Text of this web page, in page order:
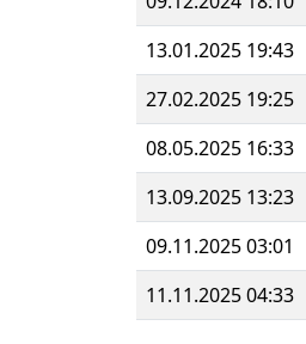
13.01.2025 19:43
27.02.2025 19:25
08.05.2025 16:33
13.09.2025 13:23
09.11.2025 03:01
11.11.2025 04:33